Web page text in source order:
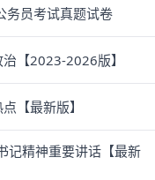
务员考试真题试卷
【2023-2026版】
【最新版】
记精神重要讲话【最新